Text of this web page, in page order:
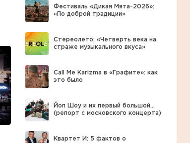
Фестиваль «Дикая Мята-2026»:
«По доброй традиции»
Стереолето: «Четверть века на
страже музыкального вкуса»
Call Me Karizma в «Графите»: как
это было
Йоп Шоу и их первый большой…
(репорт с московского концерта)
Квартет И: 5 фактов о